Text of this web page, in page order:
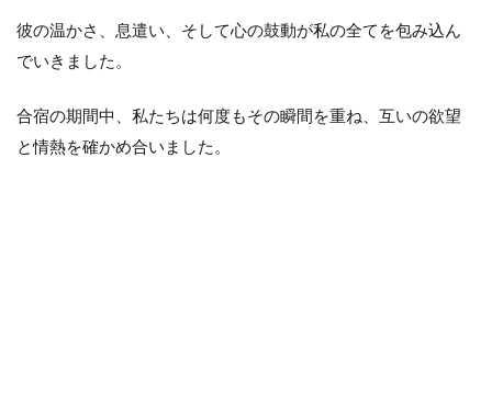
彼の温かさ、息遣い、そして心の鼓動が私の全てを包み込ん
でいきました。
合宿の期間中、私たちは何度もその瞬間を重ね、互いの欲望
と情熱を確かめ合いました。